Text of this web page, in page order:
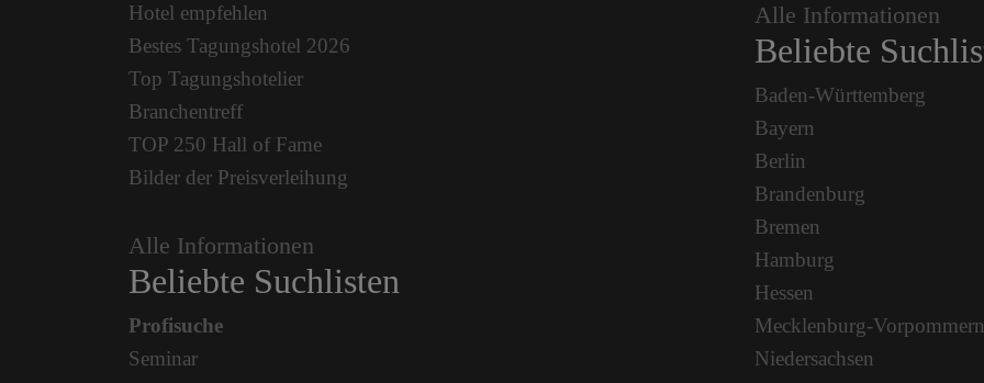
Hotel empfehlen
Bestes Tagungshotel 2026
Top Tagungshotelier
Branchentreff
TOP 250 Hall of Fame
Bilder der Preisverleihung
Alle Informationen
Beliebte Suchlisten
Profisuche
Seminar
Alle Informationen
Beliebte
Baden-Württemberg
Bayern
Berlin
Brandenburg
Bremen
Hamburg
Hessen
Mecklenburg-Vorpommern
Niedersachsen